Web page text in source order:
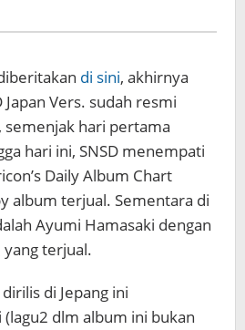
di sini, akhirnya
Japan Vers. sudah resmi
semenjak hari pertama
hari ini, SNSD menempati
Daily Album Chart
album terjual. Sementara di
Ayumi Hamasaki dengan
terjual.
di Jepang ini
dlm album ini bukan